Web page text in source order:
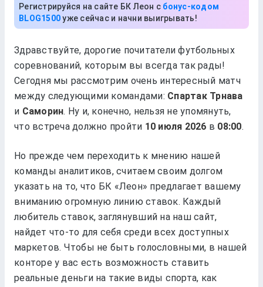
Регистрируйся на сайте БК Леон с бонус-кодом
BLOG1500уже сейчас и начни выигрывать!
Здравствуйте, дорогие почитатели футбольных
соревнований, которым вы всегда так рады!
Сегодня мы рассмотрим очень интересный матч
между следующими командами: Спартак Трнава
и Саморин. Ну и, конечно, нельзя не упомянуть,
что встреча должно пройти
в .
Но прежде чем переходить к мнению нашей
команды аналитиков, считаем своим долгом
указать на то, что БК «Леон» предлагает вашему
вниманию огромную линию ставок. Каждый
любитель ставок, заглянувший на наш сайт,
найдет что-то для себя среди всех доступных
маркетов. Чтобы не быть голословными, в нашей
конторе у вас есть возможность ставить
реальные деньги на такие виды спорта, как